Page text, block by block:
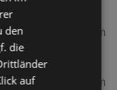
0,5 km
1,94 km
den
die
auf